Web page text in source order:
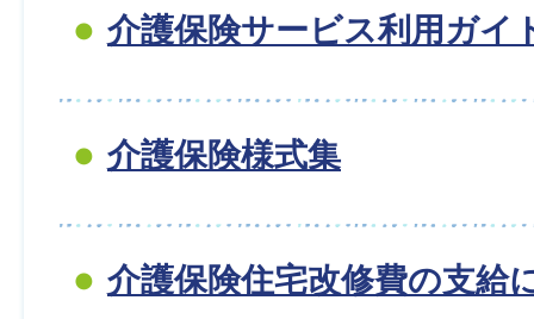
介護保険サービス利用ガイ
介護保険様式集
介護保険住宅改修費の支給